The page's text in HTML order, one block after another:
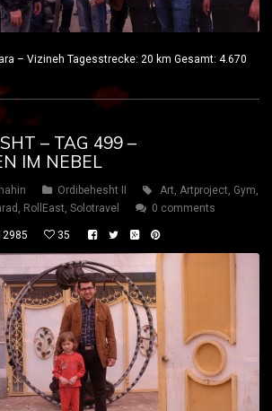
– Vizineh Tagesstrecke: 20 km Gesamt: 4.670
– TAG 499 –
IM NEBEL
Ordibehesht II Art, Artproject, Gym,
, RollEast, Solotravel 0 comments
35